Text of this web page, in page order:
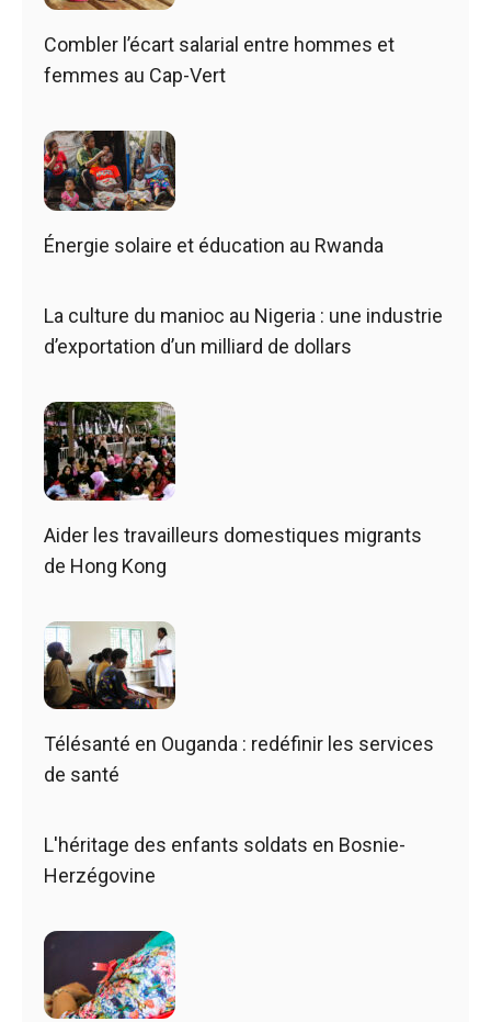
Combler l’écart salarial entre hommes et
femmes au Cap-Vert
Énergie solaire et éducation au Rwanda
La culture du manioc au Nigeria : une industrie
d’exportation d’un milliard de dollars
Aider les travailleurs domestiques migrants
de Hong Kong
Télésanté en Ouganda : redéfinir les services
de santé
L'héritage des enfants soldats en Bosnie-
Herzégovine